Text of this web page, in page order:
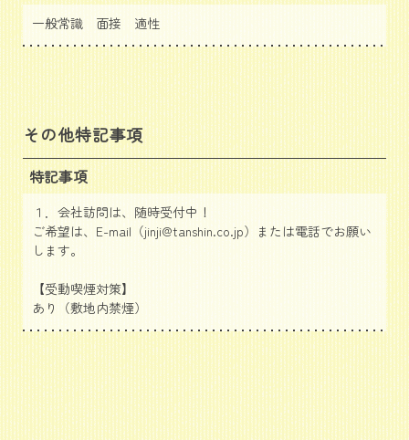
一般常識 面接 適性
その他特記事項
特記事項
１．会社訪問は、随時受付中！
ご希望は、E-mail（jinji@tanshin.co.jp）または電話でお願い
します。
【受動喫煙対策】
あり（敷地内禁煙）